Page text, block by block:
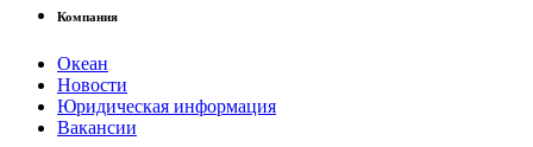
Компания
Океан
Новости
Юридическая информация
Вакансии